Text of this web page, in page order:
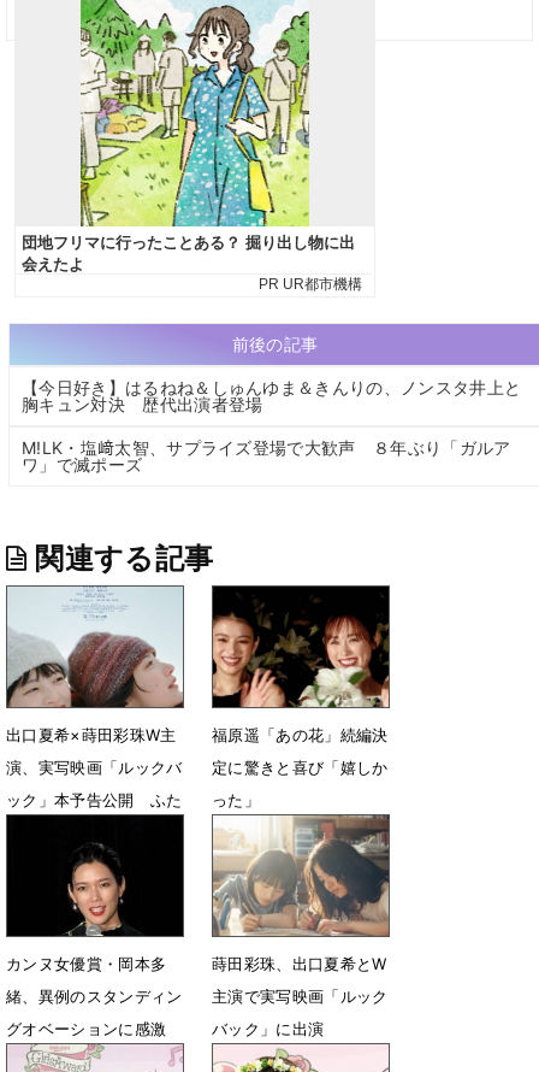
前後の記事
【今日好き】はるねね＆しゅんゆま＆きんりの、ノンスタ井上と
胸キュン対決 歴代出演者登場
M!LK・塩﨑太智、サプライズ登場で大歓声 ８年ぶり「ガルア
ワ」で滅ポーズ
関連する記事
出口夏希×蒔田彩珠W主
演、実写映画「ルックバ
ック」本予告公開 ふた
６人を発表
7月15日 13時15分
福原遥「あの花」続編決
定に驚きと喜び「嬉しか
った」
7月7日 13時10分
カンヌ女優賞・岡本多
緒、異例のスタンディン
グオベーションに感激
「人生を変えた１本に」
蒔田彩珠、出口夏希とW
主演で実写映画「ルック
バック」に出演
6月9日 07時04分